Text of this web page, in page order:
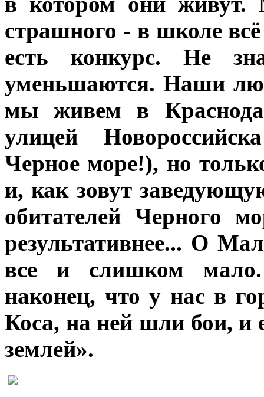
страшного - в школе
есть конкурс. Не
уменьшаются. Наши
мы живем в
улицей
Черное море!), но
и, как зовут
обитателей Черного
результативнее... О
все и слишком
наконец, что у нас в
Коса, на ней шли бои, и
землей».